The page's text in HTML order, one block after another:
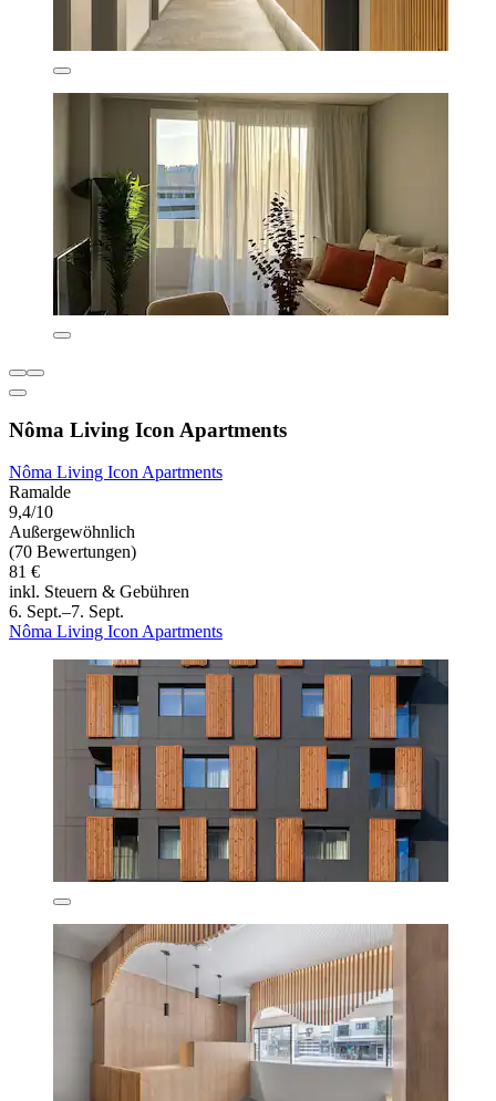
Nôma Living Icon Apartments
Nôma Living Icon Apartments
Ramalde
9,4/10
Außergewöhnlich
(70 Bewertungen)
81 €
inkl. Steuern & Gebühren
6. Sept.–7. Sept.
Nôma Living Icon Apartments